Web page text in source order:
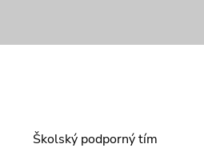
Školský podporný tím